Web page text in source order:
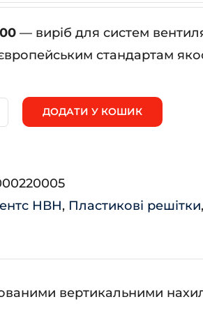
— виріб для систем
стандартам
ДОДАТИ У КОШИК
НВН, Пластикові решітки,
вертикальними